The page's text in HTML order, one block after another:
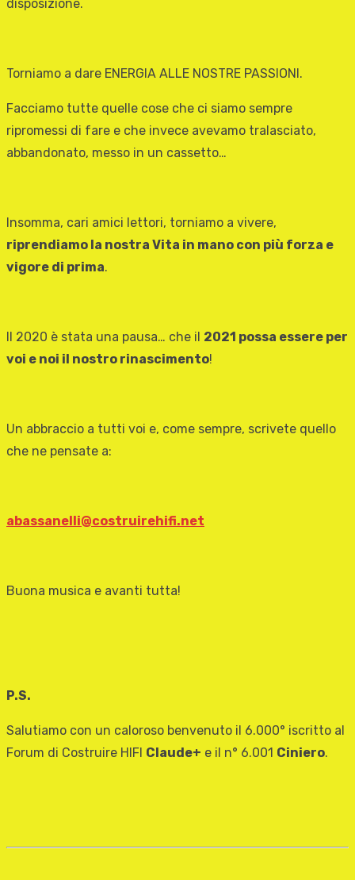
disposizione.
Torniamo a dare ENERGIA ALLE NOSTRE PASSIONI.
Facciamo tutte quelle cose che ci siamo sempre
ripromessi di fare e che invece avevamo tralasciato,
abbandonato, messo in un cassetto…
Insomma, cari amici lettori, torniamo a vivere,
riprendiamo la nostra Vita in mano con più forza e
vigore di prima.
Il 2020 è stata una pausa… che il 2021 possa essere per
voi e noi il nostro rinascimento!
Un abbraccio a tutti voi e, come sempre, scrivete quello
che ne pensate a:
abassanelli@costruirehifi.net
Buona musica e avanti tutta!
P.S.
Salutiamo con un caloroso benvenuto il 6.000° iscritto al
Forum di Costruire HIFI Claude+ e il n° 6.001 Ciniero.